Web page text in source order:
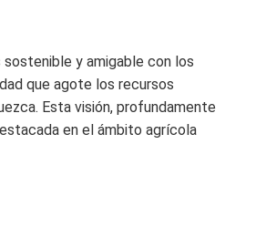
sostenible y amigable con los
que agote los recursos
Esta visión, profundamente
en el ámbito agrícola